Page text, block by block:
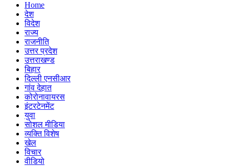
Home
देश
विदेश
राज्य
राजनीति
उत्तर प्रदेश
उत्तराखण्ड
बिहार
दिल्ली एनसीआर
गांव देहात
कोरोनावायरस
इंटरटेनमेंट
युवा
सोशल मीडिया
व्यक्ति विशेष
खेल
विचार
वीडियो